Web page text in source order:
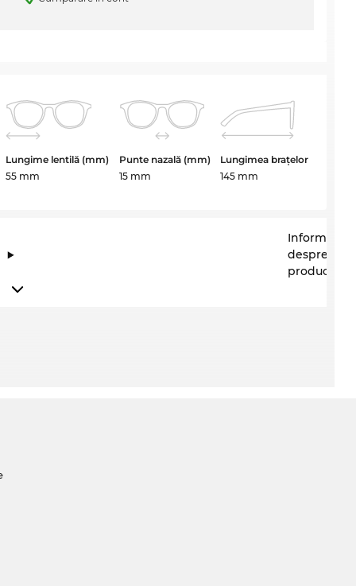
Lungime lentilă (mm)
55 mm
Punte nazală (mm)
15 mm
Lungimea brațelor
145 mm
Informații
despre
producător